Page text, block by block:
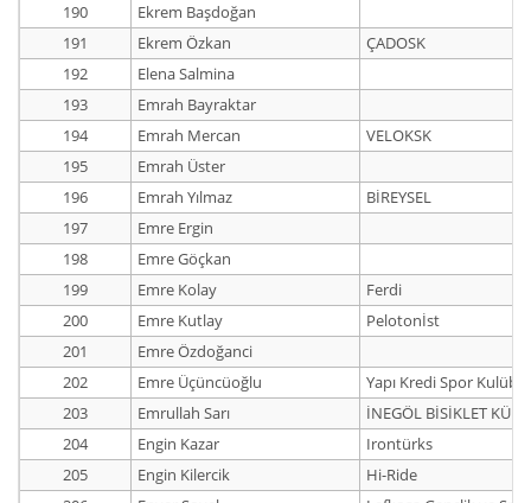
190
Ekrem Başdoğan
191
Ekrem Özkan
ÇADOSK
192
Elena Salmina
193
Emrah Bayraktar
194
Emrah Mercan
VELOKSK
195
Emrah Üster
196
Emrah Yılmaz
BİREYSEL
197
Emre Ergin
198
Emre Göçkan
199
Emre Kolay
Ferdi
200
Emre Kutlay
Pelotonİst
201
Emre Özdoğanci
202
Emre Üçüncüoğlu
Yapı Kredi Spor Kulübü
203
Emrullah Sarı
İNEGÖL BİSİKLET
204
Engin Kazar
Irontürks
205
Engin Kilercik
Hi-Ride